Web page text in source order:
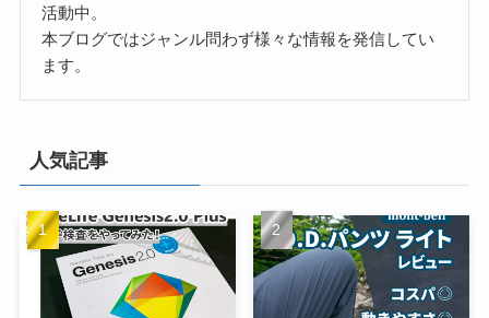
活動中。
本ブログではジャンル問わず様々な情報を発信してい
ます。
人気記事